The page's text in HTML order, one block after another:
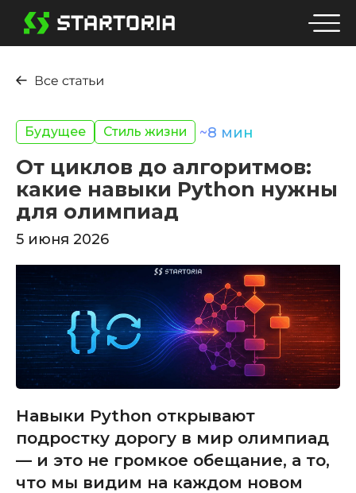
Будущее Стиль жизни ~8 мин
От циклов до алгоритмов:
какие навыки Python нужны
для олимпиад
5 июня 2026
Навыки Python открывают
подростку дорогу в мир олимпиад
— и это не громкое обещание, а то,
что мы видим на каждом новом